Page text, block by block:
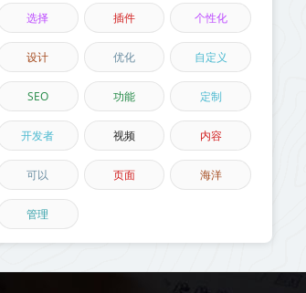
选择 插件 个性化
设计 优化 自定义
SEO 功能 定制
开发者 视频 内容
可以 页面 海洋
管理